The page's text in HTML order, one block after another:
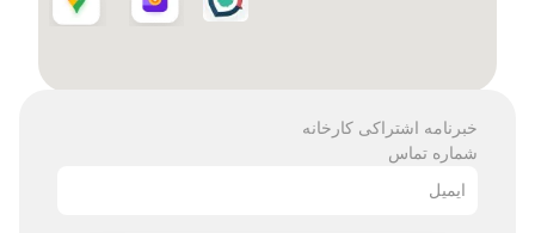
خبرنامه اشتراکی کارخانه
شماره تماس
ایمیل